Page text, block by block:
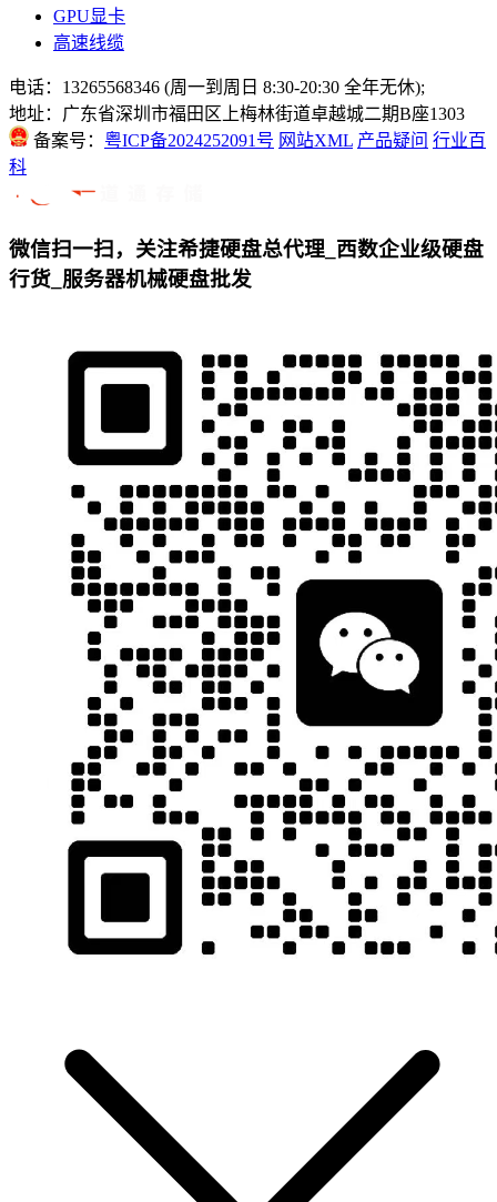
GPU显卡
高速线缆
电话：13265568346 (周一到周日 8:30-20:30 全年无休);
地址：广东省深圳市福田区上梅林街道卓越城二期B座1303
备案号： 粤ICP备2024252091号 网站XML 产品疑问 行业百
科
微信扫一扫，关注希捷硬盘总代理_西数企业级硬盘
行货_服务器机械硬盘批发